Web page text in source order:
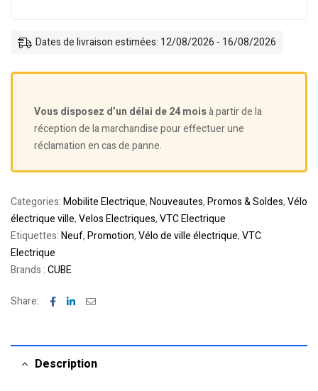
Dates de livraison estimées: 12/08/2026 - 16/08/2026
Vous disposez d’un délai de 24 moisà partir de la
réception de la marchandise pour effectuer une
réclamation en cas de panne.
Categories:Mobilite Electrique,Nouveautes,Promos & Soldes,Vélo
électrique ville,Velos Electriques,VTC Electrique
Etiquettes:Neuf,Promotion,Vélo de ville électrique,VTC
Electrique
Brands :CUBE
Share: Facebook
LinkedinEmail
Description